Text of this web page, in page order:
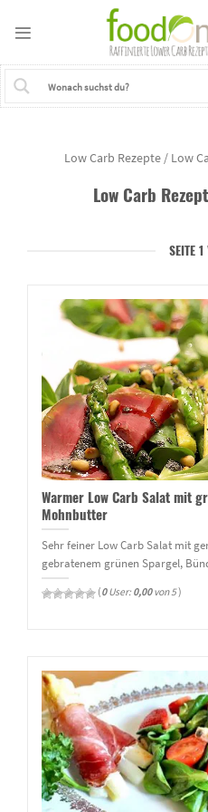
Low Carb Rezepte / Low
Low Carb
SEITE 1
Warmer Low Carb Salat mit
Mohnbutter
Sehr feiner Low Carb Salat mit
gebratenem grünen Spargel,
(0User: 0,00von 5)